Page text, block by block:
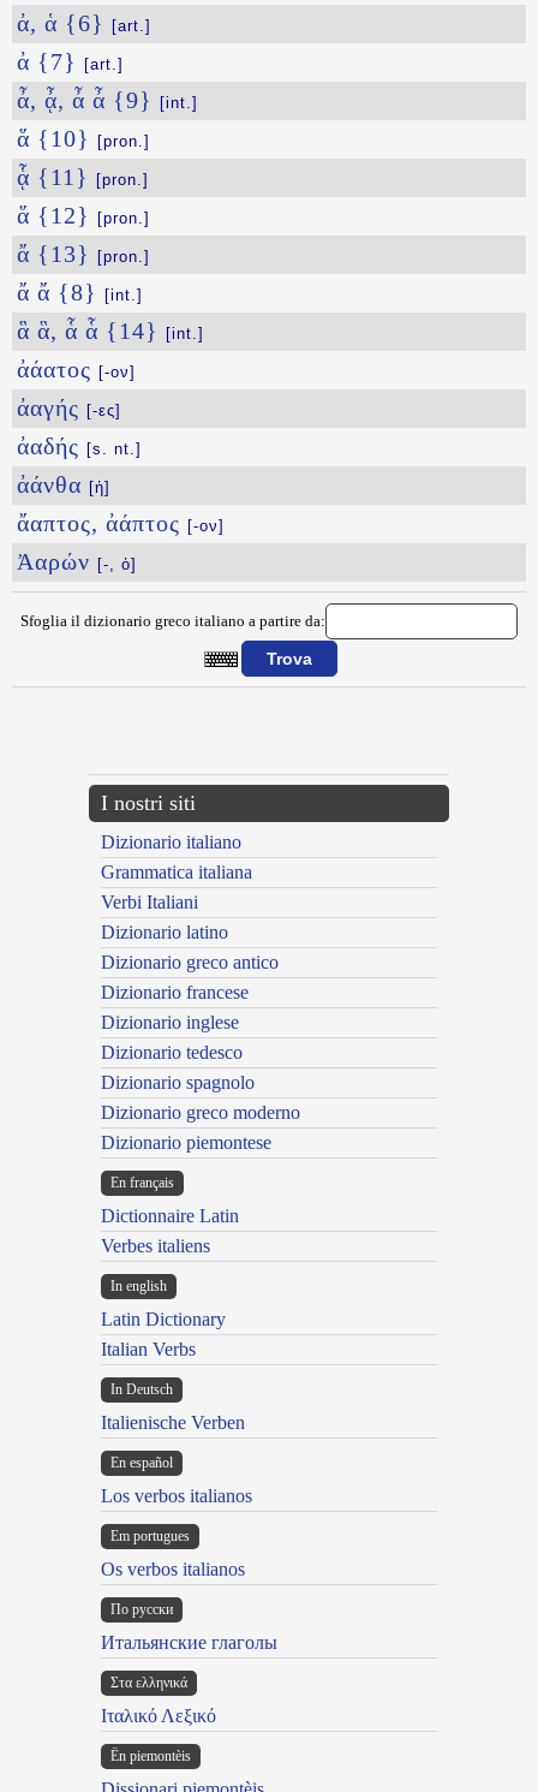
ἀ, ἁ {6} [art.]
ἀ {7} [art.]
ἆ, ᾆ, ἆ ἆ {9} [int.]
ἅ {10} [pron.]
ᾇ {11} [pron.]
ἅ {12} [pron.]
ἄ {13} [pron.]
ἄ ἄ {8} [int.]
ἃ ἃ, ἇ ἇ {14} [int.]
ἀάατος [-ον]
ἀαγής [-ες]
ἀαδής [s. nt.]
ἀάνθα [ἡ]
ἄαπτος, ἀάπτος [-ον]
Ἀαρών [-, ὁ]
Sfoglia il dizionario greco italiano a partire da:
I nostri siti
Dizionario italiano
Grammatica italiana
Verbi Italiani
Dizionario latino
Dizionario greco antico
Dizionario francese
Dizionario inglese
Dizionario tedesco
Dizionario spagnolo
Dizionario greco moderno
Dizionario piemontese
En français
Dictionnaire Latin
Verbes italiens
In english
Latin Dictionary
Italian Verbs
In Deutsch
Italienische Verben
En español
Los verbos italianos
Em portugues
Os verbos italianos
По русски
Итальянские глаголы
Στα ελληνικά
Ιταλικό Λεξικό
Ën piemontèis